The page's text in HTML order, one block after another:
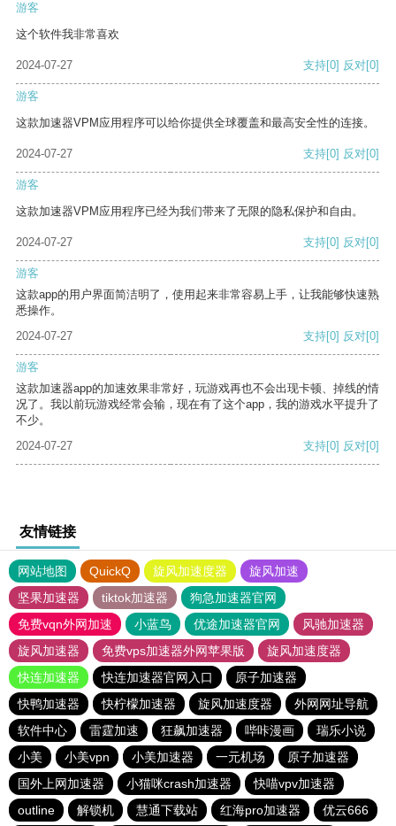
游客
这个软件我非常喜欢
2024-07-27 支持[0] 反对[0]
游客
这款加速器VPM应用程序可以给你提供全球覆盖和最高安全性的连接。
2024-07-27 支持[0] 反对[0]
游客
这款加速器VPM应用程序已经为我们带来了无限的隐私保护和自由。
2024-07-27 支持[0] 反对[0]
游客
这款app的用户界面简洁明了，使用起来非常容易上手，让我能够快速熟
悉操作。
2024-07-27
支持[0] 反对[0]
游客
这款加速器app的加速效果非常好，玩游戏再也不会出现卡顿、掉线的情
况了。我以前玩游戏经常会输，现在有了这个app，我的游戏水平提升了
不少。
2024-07-27
支持[0] 反对[0]
友情链接
网站地图 QuickQ 旋风加速度器
旋风加速
坚果加速器
tiktok加速器
狗急加速器官网
免费vqn外网加速
小蓝鸟 优途加速器官网
风驰加速器
旋风加速器
免费vps加速器外网苹果版
旋风加速度器
快连加速器
快连加速器官网入口
原子加速器
快鸭加速器
快柠檬加速器 旋风加速度器
外网网址导航
软件中心
雷霆加速 狂飙加速器 哔咔漫画
瑞乐小说
小美
小美vpn 小美加速器 一元机场
原子加速器
国外上网加速器
小猫咪crash加速器
快喵vpv加速器
outline
解锁机 慧通下载站 红海pro加速器 优云666